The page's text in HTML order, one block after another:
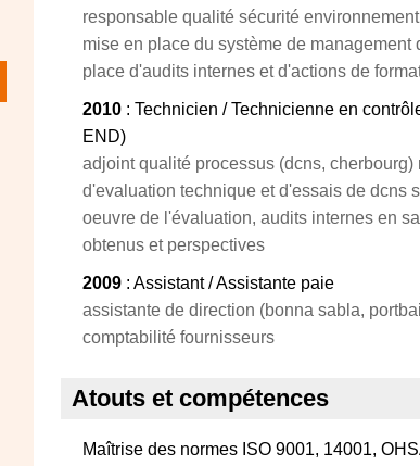
responsable qualité sécurité
mise en place du système de
place d'audits internes et d'actions de
2010 : Technicien / Technicienne en
END)
adjoint qualité processus (dcns,
d'evaluation technique et d'essais de dcns
oeuvre de l'évaluation, audits internes en
obtenus et perspectives
2009 : Assistant / Assistante paie
assistante de direction (bonna sabla,
comptabilité fournisseurs
Atouts et compétences
Maîtrise des normes ISO 9001, 14001,